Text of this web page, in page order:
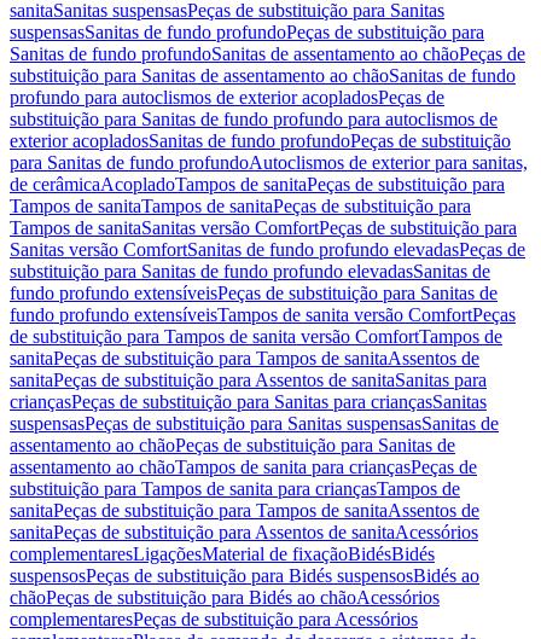
sanitaSanitas suspensasPeças de substituição para Sanitas
suspensasSanitas de fundo profundoPeças de substituição para
Sanitas de fundo profundoSanitas de assentamento ao chãoPeças de
substituição para Sanitas de assentamento ao chãoSanitas de fundo
profundo para autoclismos de exterior acopladosPeças de
substituição para Sanitas de fundo profundo para autoclismos de
exterior acopladosSanitas de fundo profundoPeças de substituição
para Sanitas de fundo profundoAutoclismos de exterior para sanitas,
de cerâmicaAcopladoTampos de sanitaPeças de substituição para
Tampos de sanitaTampos de sanitaPeças de substituição para
Tampos de sanitaSanitas versão ComfortPeças de substituição para
Sanitas versão ComfortSanitas de fundo profundo elevadasPeças de
substituição para Sanitas de fundo profundo elevadasSanitas de
fundo profundo extensíveisPeças de substituição para Sanitas de
fundo profundo extensíveisTampos de sanita versão ComfortPeças
de substituição para Tampos de sanita versão ComfortTampos de
sanitaPeças de substituição para Tampos de sanitaAssentos de
sanitaPeças de substituição para Assentos de sanitaSanitas para
criançasPeças de substituição para Sanitas para criançasSanitas
suspensasPeças de substituição para Sanitas suspensasSanitas de
assentamento ao chãoPeças de substituição para Sanitas de
assentamento ao chãoTampos de sanita para criançasPeças de
substituição para Tampos de sanita para criançasTampos de
sanitaPeças de substituição para Tampos de sanitaAssentos de
sanitaPeças de substituição para Assentos de sanitaAcessórios
complementaresLigaçõesMaterial de fixaçãoBidésBidés
suspensosPeças de substituição para Bidés suspensosBidés ao
chãoPeças de substituição para Bidés ao chãoAcessórios
complementaresPeças de substituição para Acessórios